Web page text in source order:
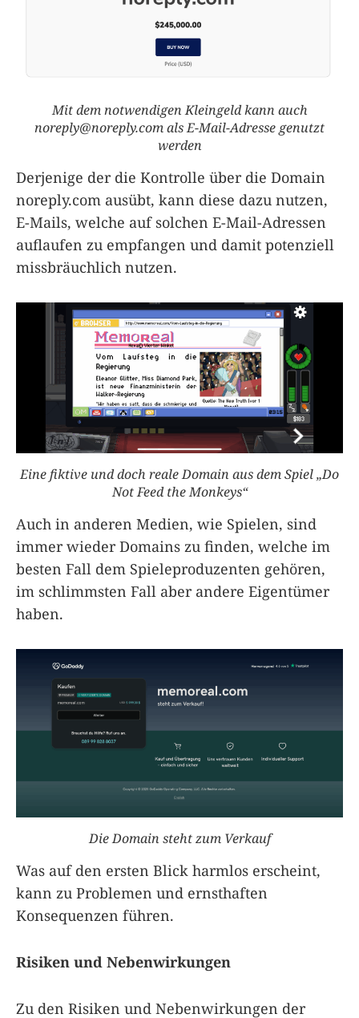
Mit dem notwendigen Kleingeld kann auch
noreply@noreply.comals E-Mail-Adresse genutzt
werden
Derjenige der die Kontrolle über die Domain
noreply.com ausübt, kann diese dazu nutzen,
E-Mails, welche auf solchen E-Mail-Adressen
auflaufen zu empfangen und damit potenziell
missbräuchlich nutzen.
Eine fiktive und doch reale Domain aus dem Spiel „Do
Not Feed the Monkeys“
Auch in anderen Medien, wie Spielen, sind
immer wieder Domains zu finden, welche im
besten Fall dem Spieleproduzenten gehören,
im schlimmsten Fall aber andere Eigentümer
haben.
Die Domain steht zum Verkauf
Was auf den ersten Blick harmlos erscheint,
kann zu Problemen und ernsthaften
Konsequenzen führen.
Risiken und Nebenwirkungen
Zu den Risiken und Nebenwirkungen der